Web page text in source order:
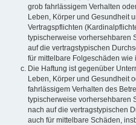
grob fahrlässigem Verhalten
Leben, Körper und Gesundheit
Vertragspflichten
typischerweise vorhersehbaren
auf die vertragstypischen
für mittelbare Folgeschäden wie
Die Haftung ist gegenüber
Leben, Körper und Gesundheit
fahrlässigem Verhalten des
typischerweise vorhersehbaren
nach auf die vertragstypischen
auch für mittelbare Schäden,